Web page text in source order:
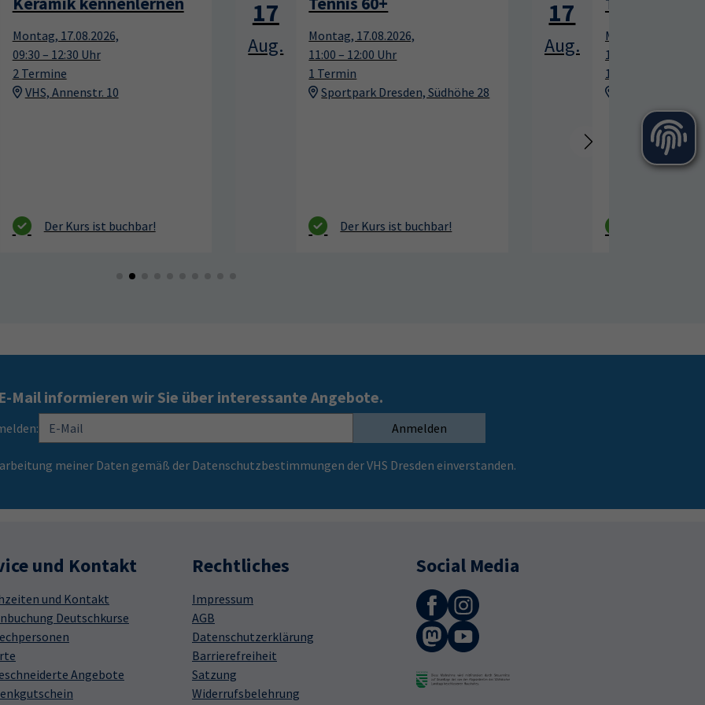
17
Aug.
Montag, 17.08.2026,
17
Aug.
Montag, 17.08.2026,
Sportpark Dresden, Südhöhe 28
Mail informieren wir Sie über interessante Angebote.
Anmelden
meiner Daten gemäß der Datenschutzbestimmungen der VHS Dresden einverstanden.
und Kontakt
und Kontakt
Deutschkurse
Angebote
Rechtliches
Impressum
AGB
Datenschutzerklärung
Barrierefreiheit
Satzung
Widerrufsbelehrung
Social Media